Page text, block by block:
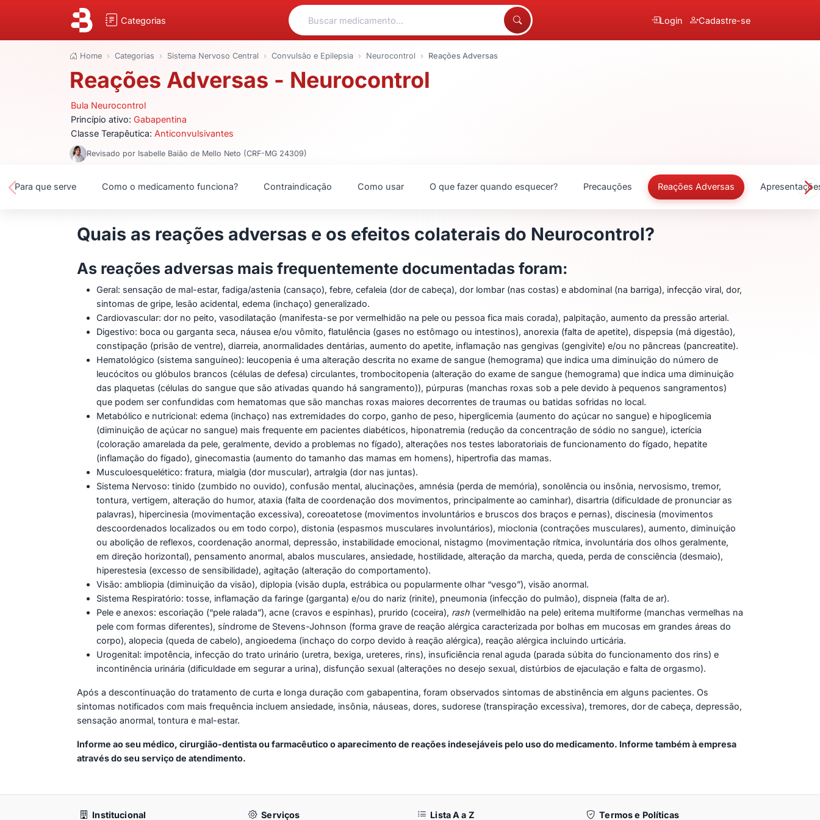
Categorias Login Cadastre-se
Home Categorias Sistema Nervoso Central Convulsão e Epilepsia Neurocontrol Reações Adversas
Reações Adversas - Neurocontrol
Bula Neurocontrol
Princípio ativo:Gabapentina
Classe Terapêutica: Anticonvulsivantes
Revisado por Isabelle Baião de Mello Neto (CRF-MG 24309)
Para que serve Como o medicamento funciona? Contraindicação Como usar O que fazer quando esquecer? Precauções Reações Adversas
Quais as reações adversas e os efeitos colaterais do Neurocontrol?
As reações adversas mais frequentemente documentadas foram:
Geral: sensação de mal-estar, fadiga/astenia (cansaço), febre, cefaleia (dor de cabeça), dor lombar (nas costas) e abdominal (na barriga), infecção viral, dor,
sintomas de gripe, lesão acidental, edema (inchaço) generalizado.
Cardiovascular: dor no peito, vasodilatação (manifesta-se por vermelhidão na pele ou pessoa fica mais corada), palpitação, aumento da pressão arterial.
Digestivo: boca ou garganta seca, náusea e/ou vômito, flatulência (gases no estômago ou intestinos), anorexia (falta de apetite), dispepsia (má digestão),
constipação (prisão de ventre), diarreia, anormalidades dentárias, aumento do apetite, inflamação nas gengivas (gengivite) e/ou no pâncreas (pancreatite).
Hematológico (sistema sanguíneo): leucopenia é uma alteração descrita no exame de sangue (hemograma) que indica uma diminuição do número de
leucócitos ou glóbulos brancos (células de defesa) circulantes, trombocitopenia (alteração do exame de sangue (hemograma) que indica uma diminuição
das plaquetas (células do sangue que são ativadas quando há sangramento)), púrpuras (manchas roxas sob a pele devido à pequenos sangramentos)
que podem ser confundidas com hematomas que são manchas roxas maiores decorrentes de traumas ou batidas sofridas no local.
Metabólico e nutricional: edema (inchaço) nas extremidades do corpo, ganho de peso, hiperglicemia (aumento do açúcar no sangue) e hipoglicemia
(diminuição de açúcar no sangue) mais frequente em pacientes diabéticos, hiponatremia (redução da concentração de sódio no sangue), icterícia
(coloração amarelada da pele, geralmente, devido a problemas no fígado), alterações nos testes laboratoriais de funcionamento do fígado, hepatite
(inflamação do fígado), ginecomastia (aumento do tamanho das mamas em homens), hipertrofia das mamas.
Musculoesquelético: fratura, mialgia (dor muscular), artralgia (dor nas juntas).
Sistema Nervoso: tinido (zumbido no ouvido), confusão mental, alucinações, amnésia (perda de memória), sonolência ou insônia, nervosismo, tremor,
tontura, vertigem, alteração do humor, ataxia (falta de coordenação dos movimentos, principalmente ao caminhar), disartria (dificuldade de pronunciar as
palavras), hipercinesia (movimentação excessiva), coreoatetose (movimentos involuntários e bruscos dos braços e pernas), discinesia (movimentos
descoordenados localizados ou em todo corpo), distonia (espasmos musculares involuntários), mioclonia (contrações musculares), aumento, diminuição
ou abolição de reflexos, coordenação anormal, depressão, instabilidade emocional, nistagmo (movimentação rítmica, involuntária dos olhos geralmente,
em direção horizontal), pensamento anormal, abalos musculares, ansiedade, hostilidade, alteração da marcha, queda, perda de consciência (desmaio),
hiperestesia (excesso de sensibilidade), agitação (alteração do comportamento).
Visão: ambliopia (diminuição da visão), diplopia (visão dupla, estrábica ou popularmente olhar “vesgo”), visão anormal.
Sistema Respiratório: tosse, inflamação da faringe (garganta) e/ou do nariz (rinite), pneumonia (infecção do pulmão), dispneia (falta de ar).
Pele e anexos: escoriação (“pele ralada”), acne (cravos e espinhas), prurido (coceira), rash (vermelhidão na pele) eritema multiforme (manchas vermelhas na
pele com formas diferentes), síndrome de Stevens-Johnson (forma grave de reação alérgica caracterizada por bolhas em mucosas em grandes áreas do
corpo), alopecia (queda de cabelo), angioedema (inchaço do corpo devido à reação alérgica), reação alérgica incluindo urticária.
Urogenital: impotência, infecção do trato urinário (uretra, bexiga, ureteres, rins), insuficiência renal aguda (parada súbita do funcionamento dos rins) e
incontinência urinária (dificuldade em segurar a urina), disfunção sexual (alterações no desejo sexual, distúrbios de ejaculação e falta de orgasmo).
Após a descontinuação do tratamento de curta e longa duração com gabapentina, foram observados sintomas de abstinência em alguns pacientes. Os
sintomas notificados com mais frequência incluem ansiedade, insônia, náuseas, dores, sudorese (transpiração excessiva), tremores, dor de cabeça, depressão,
sensação anormal, tontura e mal-estar.
Informe ao seu médico, cirurgião-dentista ou farmacêutico o aparecimento de reações indesejáveis pelo uso do medicamento. Informe também à empresa
através do seu serviço de atendimento.
Institucional Serviços Lista A a Z Termos e Políticas